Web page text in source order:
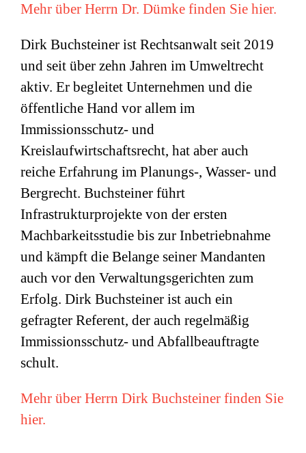
Mehr über Herrn Dr. Dümke finden Sie hier.
Dirk Buchsteiner ist Rechtsanwalt seit 2019
und seit über zehn Jahren im Umweltrecht
aktiv. Er begleitet Unternehmen und die
öffentliche Hand vor allem im
Immissionsschutz- und
Kreislaufwirtschaftsrecht, hat aber auch
reiche Erfahrung im Planungs-, Wasser- und
Bergrecht. Buchsteiner führt
Infrastrukturprojekte von der ersten
Machbarkeitsstudie bis zur Inbetriebnahme
und kämpft die Belange seiner Mandanten
auch vor den Verwaltungsgerichten zum
Erfolg. Dirk Buchsteiner ist auch ein
gefragter Referent, der auch regelmäßig
Immissionsschutz- und Abfallbeauftragte
schult.
Mehr über Herrn Dirk Buchsteiner finden Sie
hier.